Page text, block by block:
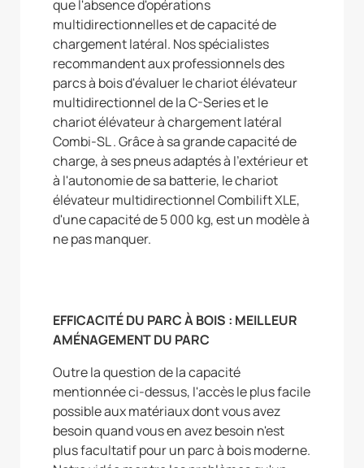
que l'absence d'opérations
multidirectionnelles et de capacité de
chargement latéral. Nos spécialistes
recommandent aux professionnels des
parcs à bois d'évaluer le chariot élévateur
multidirectionnel de la C-Series et le
chariot élévateur à chargement latéral
Combi-SL . Grâce à sa grande capacité de
charge, à ses pneus adaptés à l'extérieur et
à l'autonomie de sa batterie, le chariot
élévateur multidirectionnel Combilift XLE,
d'une capacité de 5 000 kg, est un modèle à
ne pas manquer.
EFFICACITÉ DU PARC À BOIS : MEILLEUR
AMÉNAGEMENT DU PARC
Outre la question de la capacité
mentionnée ci-dessus, l'accès le plus facile
possible aux matériaux dont vous avez
besoin quand vous en avez besoin n'est
plus facultatif pour un parc à bois moderne.